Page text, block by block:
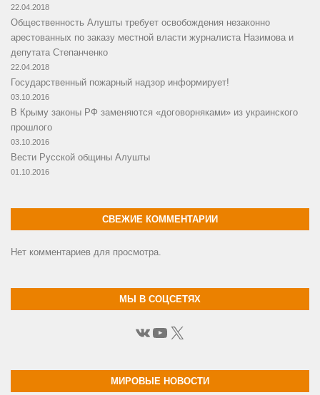
22.04.2018
Общественность Алушты требует освобождения незаконно
арестованных по заказу местной власти журналиста Назимова и
депутата Степанченко
22.04.2018
Государственный пожарный надзор информирует!
03.10.2016
В Крыму законы РФ заменяются «договорняками» из украинского
прошлого
03.10.2016
Вести Русской общины Алушты
01.10.2016
СВЕЖИЕ КОММЕНТАРИИ
Нет комментариев для просмотра.
МЫ В СОЦСЕТЯХ
ВКонтакте
YouTube
X
МИРОВЫЕ НОВОСТИ